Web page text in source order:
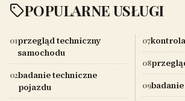
POPULARNE USŁUGI
01przegląd techniczny
samochodu
02badanie techniczne
pojazdu
07
08
09badanie